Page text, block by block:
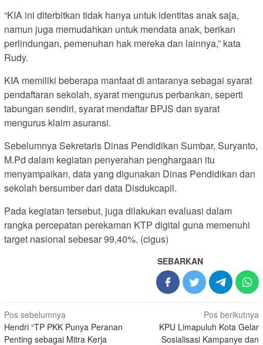
“KIA ini diterbitkan tidak hanya untuk identitas anak saja,
namun juga memudahkan untuk mendata anak, berikan
perlindungan, pemenuhan hak mereka dan lainnya,” kata
Rudy.
KIA memiliki beberapa manfaat di antaranya sebagai syarat
pendaftaran sekolah, syarat mengurus perbankan, seperti
tabungan sendiri, syarat mendaftar BPJS dan syarat
mengurus klaim asuransi.
Sebelumnya Sekretaris Dinas Pendidikan Sumbar, Suryanto,
M.Pd dalam kegiatan penyerahan penghargaan itu
menyampaikan, data yang digunakan Dinas Pendidikan dan
sekolah bersumber dari data Disdukcapil.
Pada kegiatan tersebut, juga dilakukan evaluasi dalam
rangka percepatan perekaman KTP digital guna memenuhi
target nasional sebesar 99,40%. (cigus)
SEBARKAN
Navigasi
pos
Pos sebelumnya
Hendri “TP PKK Punya Peranan
Penting sebagai Mitra Kerja
Pos berikutnya
KPU Limapuluh Kota Gelar
Sosialisasi Kampanye dan